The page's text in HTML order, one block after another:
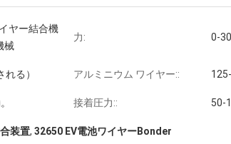
ヤー結合機
械
力: 0-
る） アルミニウム ワイヤー::
接着圧力:: 50-
装置, 32650 EV電池ワイヤーBonder